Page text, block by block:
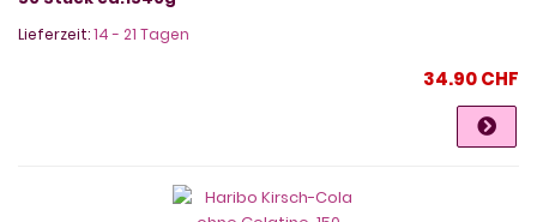
Lieferzeit:14 - 21 Tagen
34.90 CHF